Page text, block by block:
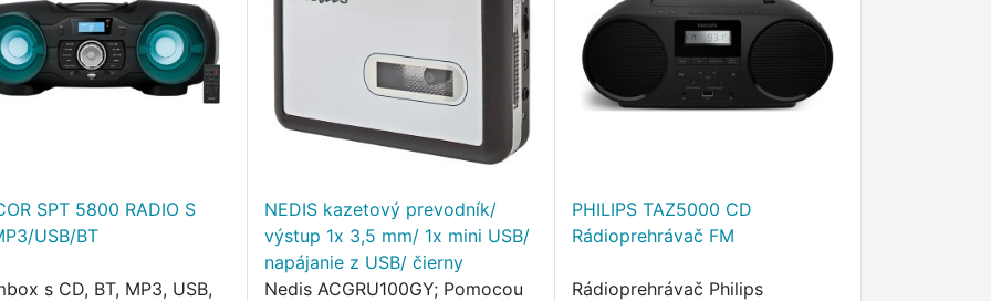
SPT 5800 RADIO S
USB/BT
s CD, BT, MP3, USB,
NEDIS kazetový prevodník/
výstup 1x 3,5 mm/ 1x mini USB/
napájanie z USB/ čierny
Nedis ACGRU100GY; Pomocou
PHILIPS TAZ5000 CD
Rádioprehrávač FM
Rádioprehrávač Philips